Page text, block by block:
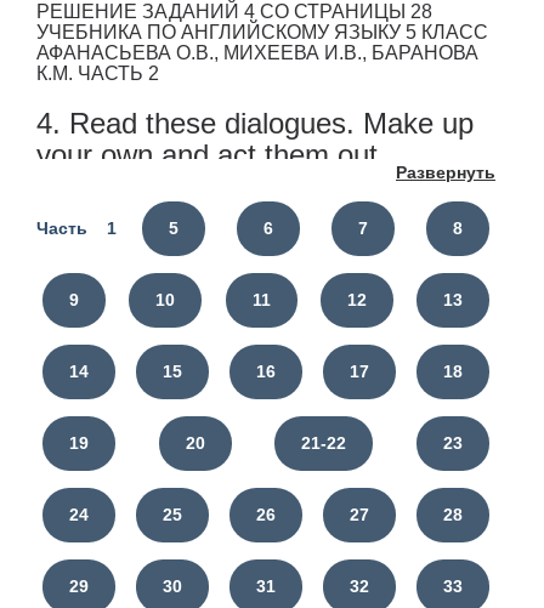
Развернуть
РЕШЕНИЕ ЗАДАНИЙ 4 СО СТРАНИЦЫ 28
УЧЕБНИКА ПО АНГЛИЙСКОМУ ЯЗЫКУ 5 КЛАСС
АФАНАСЬЕВА О.В., МИХЕЕВА И.В., БАРАНОВА
К.М. ЧАСТЬ 2
4. Read these dialogues. Make up
your own and act them out.
- Are you a cinemagoer?
- Yes, I am.
- How often do you go to the cinema?
- I think three or four times a month.
2)
- Let's go to the History Museum tomorrow.
- Sorry, I can't. I'm busy tomorrow.
- What about Wednesday?
- OK, let's go.
Часть 1 5 6 7 8
9 10 11 12 13
14 15 16 17 18
19 20 21-22 23
24 25 26 27 28
29 30 31 32 33